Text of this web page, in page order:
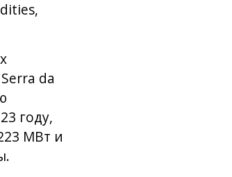
da
году,
МВт и